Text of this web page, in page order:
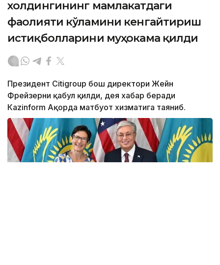
холдингининг мамлакатдаги
фаолияти кўламини кенгайтириш
истиқболларини муҳокама қилди
Президент Citigroup бош директори Жейн
Фрейзерни қабул қилди, дея хабар беради
Кazinform Ақорда матбуот хизматига таяниб.